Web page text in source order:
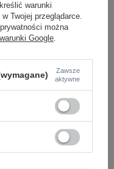
pytania lub
Napisz do nas
warunki
Twojej przeglądarce.
można
Google.
Zawsze
aktywne